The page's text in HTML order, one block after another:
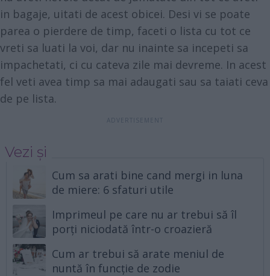
in bagaje, uitati de acest obicei. Desi vi se poate
parea o pierdere de timp, faceti o lista cu tot ce
vreti sa luati la voi, dar nu inainte sa incepeti sa
impachetati, ci cu cateva zile mai devreme. In acest
fel veti avea timp sa mai adaugati sau sa taiati ceva
de pe lista.
Vezi și
Cum sa arati bine cand mergi in luna
de miere: 6 sfaturi utile
Imprimeul pe care nu ar trebui să îl
porți niciodată într-o croazieră
Cum ar trebui să arate meniul de
nuntă în funcție de zodie